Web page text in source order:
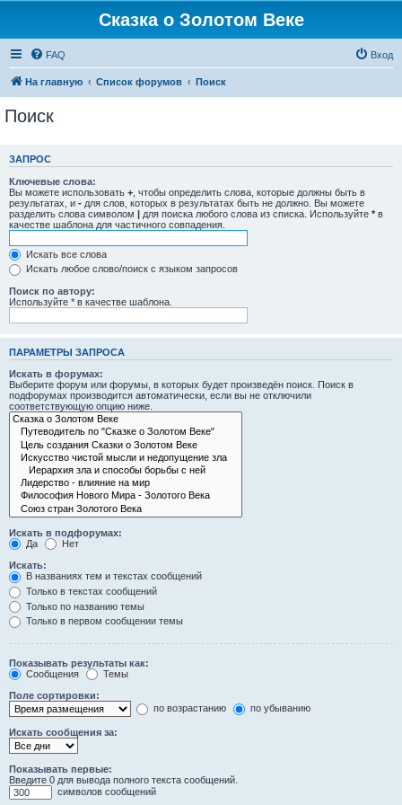
Сказка о Золотом Веке
FAQ Вход
На главную Список форумов Поиск
Поиск
ЗАПРОС
Ключевые слова:
Вы можете использовать + , чтобы определить слова, которые должны быть в
результатах, и - для слов, которых в результатах быть не должно. Вы можете
разделить слова символом | для поиска любого слова из списка. Используйте * в
качестве шаблона для частичного совпадения.
Искать все слова
Искать любое слово/поиск с языком запросов
Поиск по автору:
Используйте * в качестве шаблона.
ПАРАМЕТРЫ ЗАПРОСА
Искать в форумах:
Выберите форум или форумы, в которых будет произведён поиск. Поиск в
подфорумах производится автоматически, если вы не отключили
соответствующую опцию ниже.
Искать в подфорумах:
Да
Нет
Искать:
В названиях тем и текстах сообщений
Только в текстах сообщений
Только по названию темы
Только в первом сообщении темы
Показывать результаты как:
Сообщения
Темы
Поле сортировки:
по возрастанию
по убыванию
Искать сообщения за:
Показывать первые:
Введите 0 для вывода полного текста сообщений.
символов сообщений